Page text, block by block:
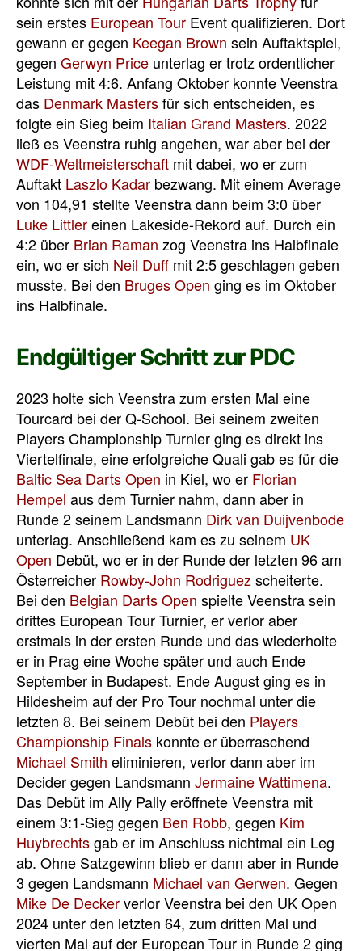
sein erstes European Tour Event qualifizieren. Dort
gewann er gegen Keegan Brown sein Auftaktspiel,
gegen Gerwyn Price unterlag er trotz ordentlicher
Leistung mit 4:6. Anfang Oktober konnte Veenstra
das Denmark Mastersfür sich entscheiden, es
folgte ein Sieg beim Italian Grand Masters. 2022
ließ es Veenstra ruhig angehen, war aber bei der
WDF-Weltmeisterschaft mit dabei, wo er zum
Auftakt Laszlo Kadar bezwang. Mit einem Average
von 104,91 stellte Veenstra dann beim 3:0 über
Luke Littlereinen Lakeside-Rekord auf. Durch ein
4:2 über Brian Raman zog Veenstra ins Halbfinale
ein, wo er sich Neil Duff mit 2:5 geschlagen geben
musste. Bei den Bruges Open ging es im Oktober
ins Halbfinale.
Endgültiger Schritt zur PDC
2023 holte sich Veenstra zum ersten Mal eine
Tourcard bei der Q-School. Bei seinem zweiten
Players Championship Turnier ging es direkt ins
Viertelfinale, eine erfolgreiche Quali gab es für die
Baltic Sea Darts Open in Kiel, wo er Florian
Hempel aus dem Turnier nahm, dann aber in
Runde 2 seinem Landsmann Dirk van Duijvenbode
unterlag. Anschließend kam es zu seinem UK
Open Debüt, wo er in der Runde der letzten 96 am
Österreicher Rowby-John Rodriguez scheiterte.
Bei den Belgian Darts Open spielte Veenstra sein
drittes European Tour Turnier, er verlor aber
erstmals in der ersten Runde und das wiederholte
er in Prag eine Woche später und auch Ende
September in Budapest. Ende August ging es in
Hildesheim auf der Pro Tour nochmal unter die
letzten 8. Bei seinem Debüt bei den Players
Championship Finals konnte er überraschend
Michael Smith eliminieren, verlor dann aber im
Decider gegen Landsmann Jermaine Wattimena.
Das Debüt im Ally Pally eröffnete Veenstra mit
einem 3:1-Sieg gegen Ben Robb, gegen Kim
Huybrechtsgab er im Anschluss nichtmal ein Leg
ab. Ohne Satzgewinn blieb er dann aber in Runde
3 gegen Landsmann Michael van Gerwen. Gegen
Mike De Deckerverlor Veenstra bei den UK Open
2024 unter den letzten 64, zum dritten Mal und
vierten Mal auf der European Tour in Runde 2 ging